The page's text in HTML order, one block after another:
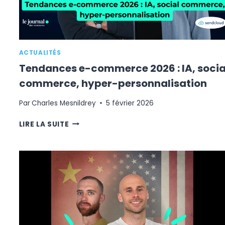
?
ACTUALITÉS
Tendances e-commerce 2026 : IA,
commerce, hyper-personnalisation
ParCharles Mesnildrey 5 février 2026
LIRE LA SUITE TENDANCES
2026
:
IA,
SOCIAL
COMMERCE,
HYPER-
PERSONNALISATION